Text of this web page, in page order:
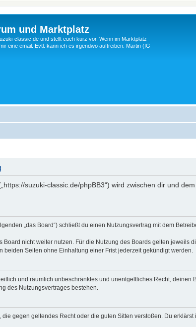
und Marktplatz
classic.de und stellt euch kurz vor. Wenn im Marktplatz
eine email. Evtl. kann ich es irgendwo auftreiben. Martin (IG
suzuki-classic.de/phpBB3“) wird zwischen dir und
„das Board“) schließt du einen Nutzungsvertrag mit dem
nicht weiter nutzen. Für die Nutzung des Boards gelten jeweils
beiden Seiten ohne Einhaltung einer Frist jederzeit gekündigt werden.
und räumlich unbeschränktes und unentgeltliches Recht, deinen
des Nutzungsvertrages bestehen.
gegen geltendes Recht oder die guten Sitten verstoßen. Du